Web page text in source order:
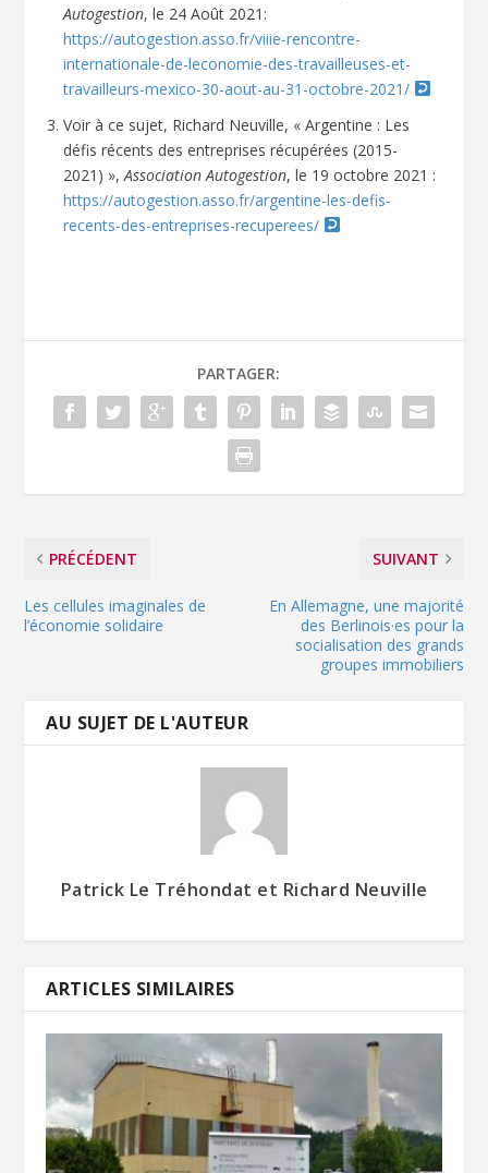
Autogestion, le 24 Août 2021:
https://autogestion.asso.fr/viiie-rencontre-
internationale-de-leconomie-des-travailleuses-et-
travailleurs-mexico-30-aout-au-31-octobre-2021/
Voir à ce sujet, Richard Neuville, « Argentine : Les
défis récents des entreprises récupérées (2015-
2021) »,Association Autogestion, le 19 octobre 2021 :
https://autogestion.asso.fr/argentine-les-defis-
recents-des-entreprises-recuperees/
PARTAGER:
PRÉCÉDENT
Les cellules imaginales de
l’économie solidaire
SUIVANT
En Allemagne, une majorité
des Berlinois·es pour la
socialisation des grands
groupes immobiliers
AU SUJET DE L'AUTEUR
Patrick Le Tréhondat et Richard Neuville
ARTICLES SIMILAIRES